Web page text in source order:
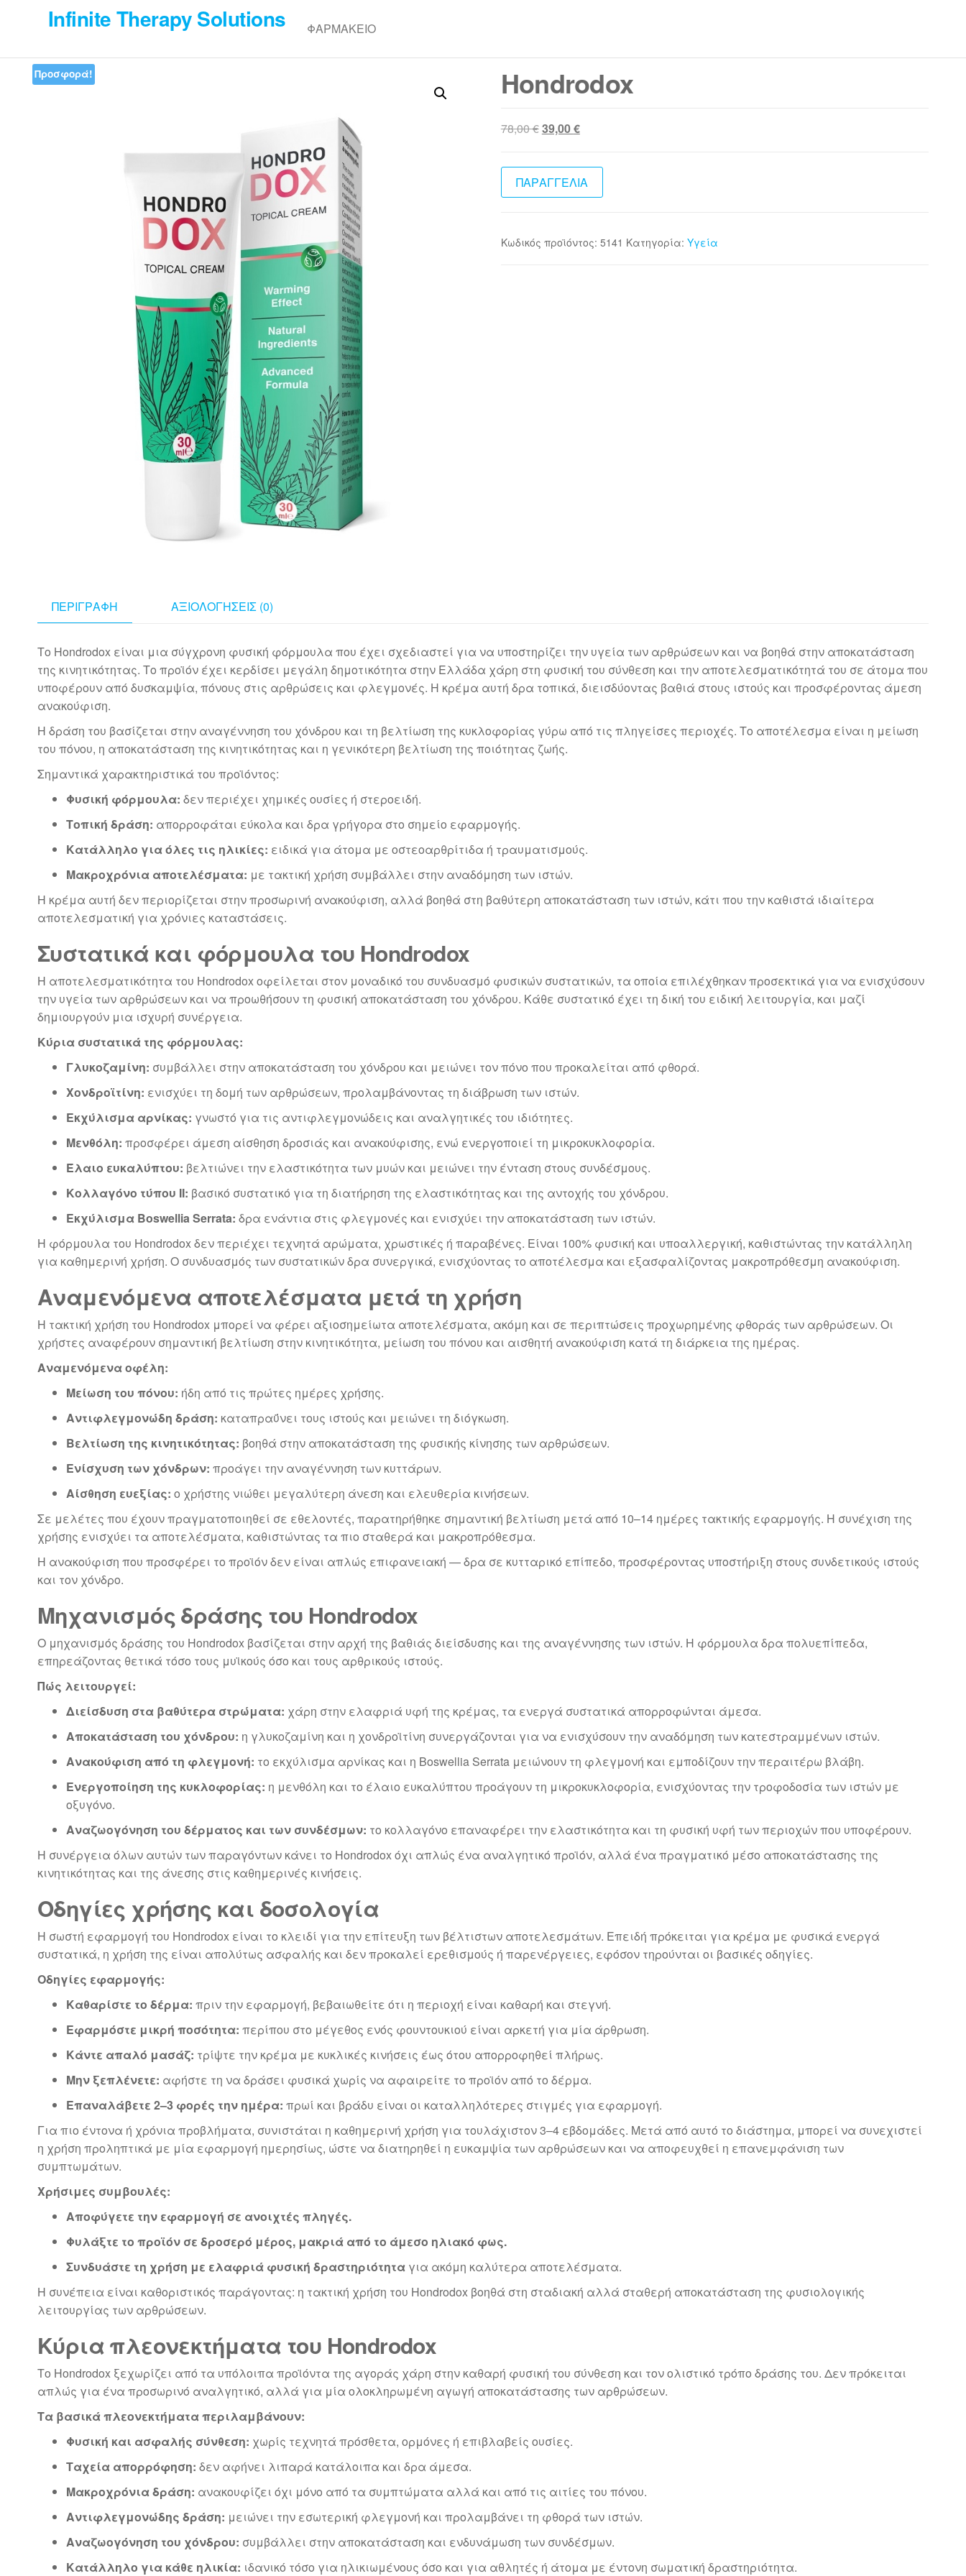
content
Infinite Therapy Solutions ΦΑΡΜΑΚΕΊΟ
Προσφορά! Hondrodox
78,00€Original
was:
78,00 €.
39,00€Η
τιμή
είναι:
39,00 €.
ΠΑΡΑΓΓΕΛΙΑ
Κωδικός προϊόντος: 5141 Κατηγορία: Υγεία
ΠΕΡΙΓΡΑΦΉ ΑΞΙΟΛΟΓΉΣΕΙΣ (0)
Το Hondrodox είναι μια σύγχρονη φυσική φόρμουλα που έχει σχεδιαστεί για να υποστηρίζει την υγεία των αρθρώσεων και να βοηθά στην αποκατάσταση
της κινητικότητας. Το προϊόν έχει κερδίσει μεγάλη δημοτικότητα στην Ελλάδα χάρη στη φυσική του σύνθεση και την αποτελεσματικότητά του σε άτομα που
υποφέρουν από δυσκαμψία, πόνους στις αρθρώσεις και φλεγμονές. Η κρέμα αυτή δρα τοπικά, διεισδύοντας βαθιά στους ιστούς και προσφέροντας άμεση
ανακούφιση.
Η δράση του βασίζεται στην αναγέννηση του χόνδρου και τη βελτίωση της κυκλοφορίας γύρω από τις πληγείσες περιοχές. Το αποτέλεσμα είναι η μείωση
του πόνου, η αποκατάσταση της κινητικότητας και η γενικότερη βελτίωση της ποιότητας ζωής.
Σημαντικά χαρακτηριστικά του προϊόντος:
Φυσική φόρμουλα: δεν περιέχει χημικές ουσίες ή στεροειδή.
Τοπική δράση: απορροφάται εύκολα και δρα γρήγορα στο σημείο εφαρμογής.
Κατάλληλο για όλες τις ηλικίες: ειδικά για άτομα με οστεοαρθρίτιδα ή τραυματισμούς.
Μακροχρόνια αποτελέσματα: με τακτική χρήση συμβάλλει στην αναδόμηση των ιστών.
Η κρέμα αυτή δεν περιορίζεται στην προσωρινή ανακούφιση, αλλά βοηθά στη βαθύτερη αποκατάσταση των ιστών, κάτι που την καθιστά ιδιαίτερα
αποτελεσματική για χρόνιες καταστάσεις.
Συστατικά και φόρμουλα του Hondrodox
Η αποτελεσματικότητα του Hondrodox οφείλεται στον μοναδικό του συνδυασμό φυσικών συστατικών, τα οποία επιλέχθηκαν προσεκτικά για να ενισχύσουν
την υγεία των αρθρώσεων και να προωθήσουν τη φυσική αποκατάσταση του χόνδρου. Κάθε συστατικό έχει τη δική του ειδική λειτουργία, και μαζί
δημιουργούν μια ισχυρή συνέργεια.
Κύρια συστατικά της φόρμουλας:
Γλυκοζαμίνη: συμβάλλει στην αποκατάσταση του χόνδρου και μειώνει τον πόνο που προκαλείται από φθορά.
Χονδροϊτίνη: ενισχύει τη δομή των αρθρώσεων, προλαμβάνοντας τη διάβρωση των ιστών.
Εκχύλισμα αρνίκας: γνωστό για τις αντιφλεγμονώδεις και αναλγητικές του ιδιότητες.
Μενθόλη: προσφέρει άμεση αίσθηση δροσιάς και ανακούφισης, ενώ ενεργοποιεί τη μικροκυκλοφορία.
Έλαιο ευκαλύπτου: βελτιώνει την ελαστικότητα των μυών και μειώνει την ένταση στους συνδέσμους.
Κολλαγόνο τύπου II: βασικό συστατικό για τη διατήρηση της ελαστικότητας και της αντοχής του χόνδρου.
Εκχύλισμα Boswellia Serrata: δρα ενάντια στις φλεγμονές και ενισχύει την αποκατάσταση των ιστών.
Η φόρμουλα του Hondrodox δεν περιέχει τεχνητά αρώματα, χρωστικές ή παραβένες. Είναι 100% φυσική και υποαλλεργική, καθιστώντας την κατάλληλη
για καθημερινή χρήση. Ο συνδυασμός των συστατικών δρα συνεργικά, ενισχύοντας το αποτέλεσμα και εξασφαλίζοντας μακροπρόθεσμη ανακούφιση.
Αναμενόμενα αποτελέσματα μετά τη χρήση
Η τακτική χρήση του Hondrodox μπορεί να φέρει αξιοσημείωτα αποτελέσματα, ακόμη και σε περιπτώσεις προχωρημένης φθοράς των αρθρώσεων. Οι
χρήστες αναφέρουν σημαντική βελτίωση στην κινητικότητα, μείωση του πόνου και αισθητή ανακούφιση κατά τη διάρκεια της ημέρας.
Αναμενόμενα οφέλη:
Μείωση του πόνου: ήδη από τις πρώτες ημέρες χρήσης.
Αντιφλεγμονώδη δράση: καταπραΰνει τους ιστούς και μειώνει τη διόγκωση.
Βελτίωση της κινητικότητας: βοηθά στην αποκατάσταση της φυσικής κίνησης των αρθρώσεων.
Ενίσχυση των χόνδρων: προάγει την αναγέννηση των κυττάρων.
Αίσθηση ευεξίας: ο χρήστης νιώθει μεγαλύτερη άνεση και ελευθερία κινήσεων.
Σε μελέτες που έχουν πραγματοποιηθεί σε εθελοντές, παρατηρήθηκε σημαντική βελτίωση μετά από 10–14 ημέρες τακτικής εφαρμογής. Η συνέχιση της
χρήσης ενισχύει τα αποτελέσματα, καθιστώντας τα πιο σταθερά και μακροπρόθεσμα.
Η ανακούφιση που προσφέρει το προϊόν δεν είναι απλώς επιφανειακή — δρα σε κυτταρικό επίπεδο, προσφέροντας υποστήριξη στους συνδετικούς ιστούς
και τον χόνδρο.
Μηχανισμός δράσης του Hondrodox
Ο μηχανισμός δράσης του Hondrodox βασίζεται στην αρχή της βαθιάς διείσδυσης και της αναγέννησης των ιστών. Η φόρμουλα δρα πολυεπίπεδα,
επηρεάζοντας θετικά τόσο τους μυϊκούς όσο και τους αρθρικούς ιστούς.
Πώς λειτουργεί:
Διείσδυση στα βαθύτερα στρώματα: χάρη στην ελαφριά υφή της κρέμας, τα ενεργά συστατικά απορροφώνται άμεσα.
Αποκατάσταση του χόνδρου: η γλυκοζαμίνη και η χονδροϊτίνη συνεργάζονται για να ενισχύσουν την αναδόμηση των κατεστραμμένων ιστών.
Ανακούφιση από τη φλεγμονή: το εκχύλισμα αρνίκας και η Boswellia Serrata μειώνουν τη φλεγμονή και εμποδίζουν την περαιτέρω βλάβη.
Ενεργοποίηση της κυκλοφορίας: η μενθόλη και το έλαιο ευκαλύπτου προάγουν τη μικροκυκλοφορία, ενισχύοντας την τροφοδοσία των ιστών με
οξυγόνο.
Αναζωογόνηση του δέρματος και των συνδέσμων: το κολλαγόνο επαναφέρει την ελαστικότητα και τη φυσική υφή των περιοχών που υποφέρουν.
Η συνέργεια όλων αυτών των παραγόντων κάνει το Hondrodox όχι απλώς ένα αναλγητικό προϊόν, αλλά ένα πραγματικό μέσο αποκατάστασης της
κινητικότητας και της άνεσης στις καθημερινές κινήσεις.
Οδηγίες χρήσης και δοσολογία
Η σωστή εφαρμογή του Hondrodox είναι το κλειδί για την επίτευξη των βέλτιστων αποτελεσμάτων. Επειδή πρόκειται για κρέμα με φυσικά ενεργά
συστατικά, η χρήση της είναι απολύτως ασφαλής και δεν προκαλεί ερεθισμούς ή παρενέργειες, εφόσον τηρούνται οι βασικές οδηγίες.
Οδηγίες εφαρμογής:
Καθαρίστε το δέρμα: πριν την εφαρμογή, βεβαιωθείτε ότι η περιοχή είναι καθαρή και στεγνή.
Εφαρμόστε μικρή ποσότητα: περίπου στο μέγεθος ενός φουντουκιού είναι αρκετή για μία άρθρωση.
Κάντε απαλό μασάζ: τρίψτε την κρέμα με κυκλικές κινήσεις έως ότου απορροφηθεί πλήρως.
Μην ξεπλένετε: αφήστε τη να δράσει φυσικά χωρίς να αφαιρείτε το προϊόν από το δέρμα.
Επαναλάβετε 2–3 φορές την ημέρα: πρωί και βράδυ είναι οι καταλληλότερες στιγμές για εφαρμογή.
Για πιο έντονα ή χρόνια προβλήματα, συνιστάται η καθημερινή χρήση για τουλάχιστον 3–4 εβδομάδες. Μετά από αυτό το διάστημα, μπορεί να συνεχιστεί
η χρήση προληπτικά με μία εφαρμογή ημερησίως, ώστε να διατηρηθεί η ευκαμψία των αρθρώσεων και να αποφευχθεί η επανεμφάνιση των
συμπτωμάτων.
Χρήσιμες συμβουλές:
Αποφύγετε την εφαρμογή σε ανοιχτές πληγές.
Φυλάξτε το προϊόν σε δροσερό μέρος, μακριά από το άμεσο ηλιακό φως.
Συνδυάστε τη χρήση με ελαφριά φυσική δραστηριότητα για ακόμη καλύτερα αποτελέσματα.
Η συνέπεια είναι καθοριστικός παράγοντας: η τακτική χρήση του Hondrodox βοηθά στη σταδιακή αλλά σταθερή αποκατάσταση της φυσιολογικής
λειτουργίας των αρθρώσεων.
Κύρια πλεονεκτήματα του Hondrodox
Το Hondrodox ξεχωρίζει από τα υπόλοιπα προϊόντα της αγοράς χάρη στην καθαρή φυσική του σύνθεση και τον ολιστικό τρόπο δράσης του. Δεν πρόκειται
απλώς για ένα προσωρινό αναλγητικό, αλλά για μία ολοκληρωμένη αγωγή αποκατάστασης των αρθρώσεων.
Τα βασικά πλεονεκτήματα περιλαμβάνουν:
Φυσική και ασφαλής σύνθεση: χωρίς τεχνητά πρόσθετα, ορμόνες ή επιβλαβείς ουσίες.
Ταχεία απορρόφηση: δεν αφήνει λιπαρά κατάλοιπα και δρα άμεσα.
Μακροχρόνια δράση: ανακουφίζει όχι μόνο από τα συμπτώματα αλλά και από τις αιτίες του πόνου.
Αντιφλεγμονώδης δράση: μειώνει την εσωτερική φλεγμονή και προλαμβάνει τη φθορά των ιστών.
Αναζωογόνηση του χόνδρου: συμβάλλει στην αποκατάσταση και ενδυνάμωση των συνδέσμων.
Κατάλληλο για κάθε ηλικία: ιδανικό τόσο για ηλικιωμένους όσο και για αθλητές ή άτομα με έντονη σωματική δραστηριότητα.